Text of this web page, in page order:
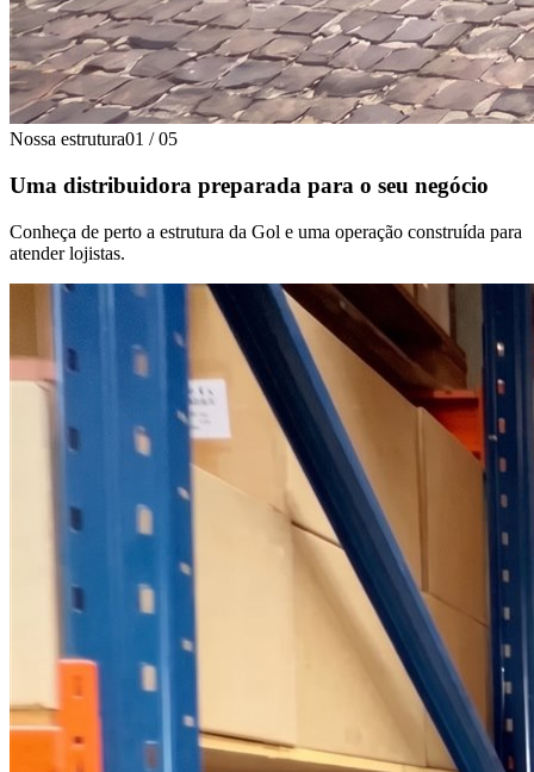
Nossa estrutura01 / 05
Uma distribuidora preparada para o seu negócio
Conheça de perto a estrutura da Gol e uma operação construída para
atender lojistas.